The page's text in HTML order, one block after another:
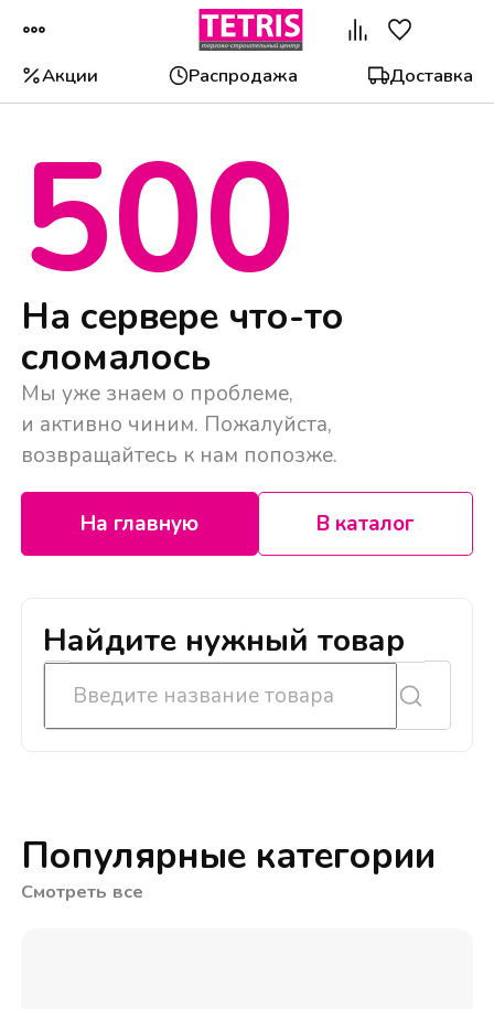
Акции Распродажа Доставка
500
На сервере что-то
сломалось
Мы уже знаем о проблеме,
и активно чиним. Пожалуйста,
возвращайтесь к нам попозже.
На главную В каталог
Найдите нужный товар
Популярные категории
Смотреть все